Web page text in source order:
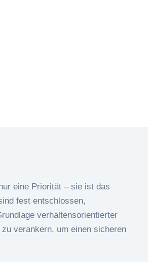
eine Priorität – sie ist das
fest entschlossen,
verhaltensorientierter
verankern, um einen sicheren